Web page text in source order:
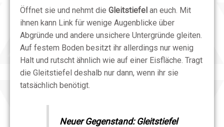
Öffnet sie und nehmt die Gleitstiefel an euch. Mit
ihnen kann Link für wenige Augenblicke über
Abgründe und andere unsichere Untergründe gleiten.
Auf festem Boden besitzt ihr allerdings nur wenig
Halt und rutscht ähnlich wie auf einer Eisfläche. Tragt
die Gleitstiefel deshalb nur dann, wenn ihr sie
tatsächlich benötigt.
Neuer Gegenstand: Gleitstiefel